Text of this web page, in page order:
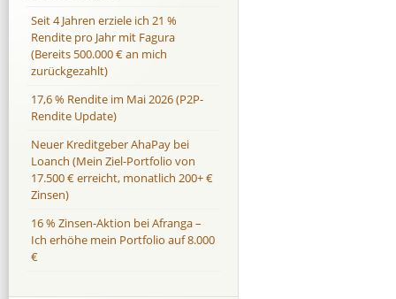
Seit 4 Jahren erziele ich 21 %
Rendite pro Jahr mit Fagura
(Bereits 500.000 € an mich
zurückgezahlt)
17,6 % Rendite im Mai 2026 (P2P-
Rendite Update)
Neuer Kreditgeber AhaPay bei
Loanch (Mein Ziel-Portfolio von
17.500 € erreicht, monatlich 200+ €
Zinsen)
16 % Zinsen-Aktion bei Afranga –
Ich erhöhe mein Portfolio auf 8.000
€